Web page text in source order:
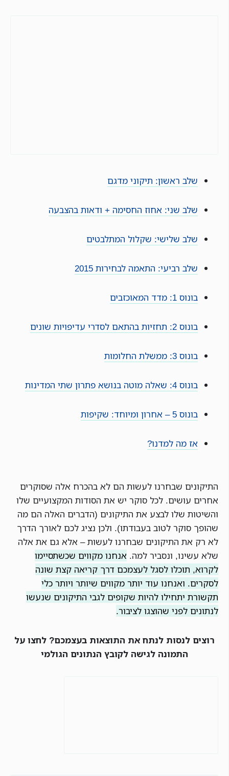
שלב ראשון: תיקוני מדגם
שלב שני: אחוז החסימה + ודאות בהצבעה
שלב שלישי: שקלול המתלבטים
שלב רביעי: התאמה לבחירות 2015
בונוס 1: מדד המאוכזבים
בונוס 2: תחזיות בהתאם לסדרי עדיפויות שונים
בונוס 3: ממשלת החלומות
בונוס 4: שאלה מוטה בנושא פתרון שתי המדינות
בונוס 5 – אחרון ומיוחד: שקיפות
אז מה למדנו?
התיקונים שבחרנו לעשות הם לא בהכרח אלה שסוקרים
אחרים עושים. לכל סוקר יש את הסודות המקצועיים שלו
והשיטות שלו לבצע את התיקונים (הדברים האלה הם מה
שהופך סוקר לטוב בעבודתו). ולכן נציג לכם לאורך הדרך
לא רק את התיקונים שבחרנו לעשות – אלא גם את אלה
שלא עשינו, ונסביר למה. אנחנו מקווים שכשתסיימו
לקרוא, תוכלו לסגל לעצמכם דרך קריאה קצת שונה
לסקרים. ואנחנו עוד יותר מקווים שיותר ויותר כלי
תקשורת יתחילו להיות שקופים לגבי התיקונים שנעשו
לנתונים לפני שהוצגו לציבור.
רוצים לנסות לנתח את התוצאות בעצמכם? לחצו על
התמונה לגישה לקובץ הנתונים הגולמי